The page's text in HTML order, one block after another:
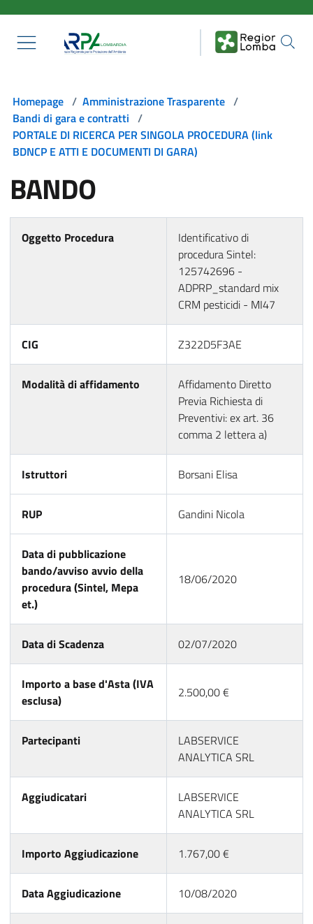
Homepage / Amministrazione Trasparente /
Bandi di gara e contratti /
PORTALE DI RICERCA PER SINGOLA PROCEDURA (link
BDNCP E ATTI E DOCUMENTI DI GARA)
BANDO
Oggetto Procedura
Identificativo di
procedura Sintel:
125742696 -
ADPRP_standard mix
CRM pesticidi - MI47
CIG Z322D5F3AE
Modalità di affidamento
Affidamento Diretto
Previa Richiesta di
Preventivi: ex art. 36
comma 2 lettera a)
Istruttori Borsani Elisa
RUP Gandini Nicola
Data di pubblicazione
bando/avviso avvio della
procedura (Sintel, Mepa
et.)
18/06/2020
Data di Scadenza 02/07/2020
Importo a base d'Asta (IVA
esclusa)
2.500,00 €
Partecipanti
LABSERVICE
ANALYTICA SRL
Aggiudicatari
LABSERVICE
ANALYTICA SRL
Importo Aggiudicazione 1.767,00 €
Data Aggiudicazione 10/08/2020